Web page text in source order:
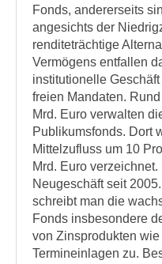
Fonds, andererseits
angesichts der
renditeträchtige
Vermögens entfallen
institutionelle
freien Mandaten.
Mrd. Euro verwalten
Publikumsfonds. Dort
Mittelzufluss um 10
Mrd. Euro
Neugeschäft seit
schreibt man die
Fonds insbesondere
von Zinsprodukten wie
Termineinlagen zu.